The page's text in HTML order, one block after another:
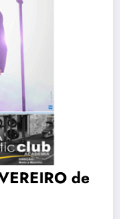
de